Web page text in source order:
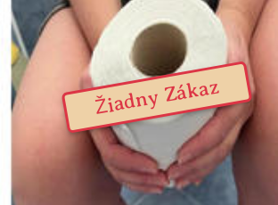
Žiadny Zákaz